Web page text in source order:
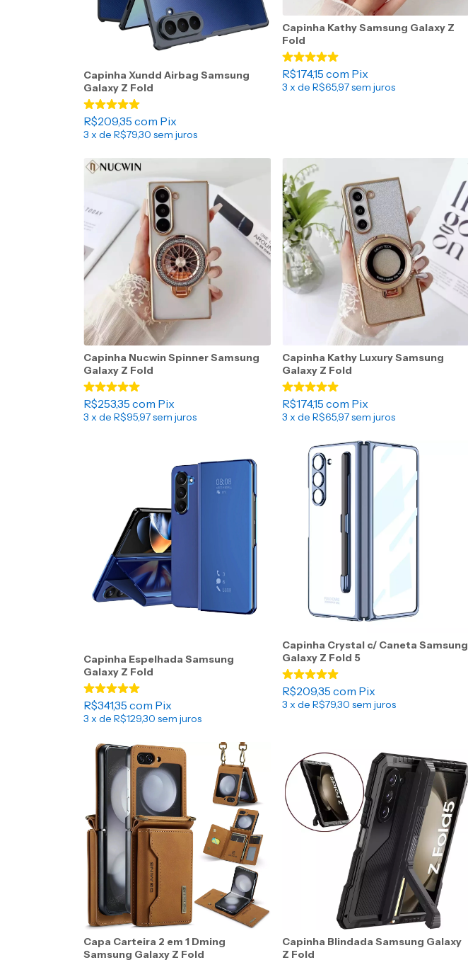
Capinha Xundd Airbag Samsung
Galaxy Z Fold
R$209,35 com Pix
3 x de R$79,30 sem juros
Capinha Kathy Samsung Galaxy Z
Fold
R$174,15 com Pix
3 x de R$65,97sem juros
Capinha Nucwin Spinner Samsung
Galaxy Z Fold
R$253,35 com Pix
3 x de R$95,97sem juros
Capinha Kathy Luxury Samsung
Galaxy Z Fold
R$174,15 com Pix
3 x de R$65,97sem juros
Capinha Espelhada Samsung
Galaxy Z Fold
R$341,35 com Pix
3 x de R$129,30 sem juros
Capinha Crystal c/ Caneta Samsung
Galaxy Z Fold 5
R$209,35 com Pix
3 x de R$79,30 sem juros
Capa Carteira 2 em 1 Dming
Samsung Galaxy Z Fold
Capinha Blindada Samsung Galaxy
Z Fold